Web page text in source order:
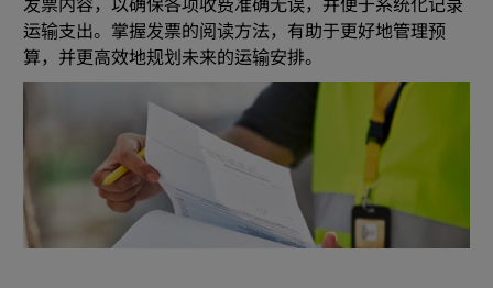
发票内容，以确保各项收费准确无误，并便于系统化记录
运输支出。掌握发票的阅读方法，有助于更好地管理预
算，并更高效地规划未来的运输安排。